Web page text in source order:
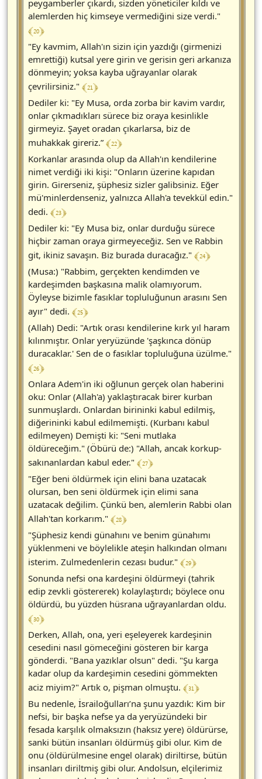
peygamberler çıkardı, sizden yöneticiler kıldı ve
alemlerden hiç kimseye vermediğini size verdi."
﴾ 20 ﴿
"Ey kavmim, Allah'ın sizin için yazdığı (girmenizi
emrettiği) kutsal yere girin ve gerisin geri arkanıza
dönmeyin; yoksa kayba uğrayanlar olarak
çevrilirsiniz." ﴾ 21 ﴿
Dediler ki: "Ey Musa, orda zorba bir kavim vardır,
onlar çıkmadıkları sürece biz oraya kesinlikle
girmeyiz. Şayet oradan çıkarlarsa, biz de
muhakkak gireriz.” ﴾ 22 ﴿
Korkanlar arasında olup da Allah'ın kendilerine
nimet verdiği iki kişi: "Onların üzerine kapıdan
girin. Girerseniz, şüphesiz sizler galibsiniz. Eğer
mü'minlerdenseniz, yalnızca Allah'a tevekkül edin."
dedi. ﴾ 23 ﴿
Dediler ki: "Ey Musa biz, onlar durduğu sürece
hiçbir zaman oraya girmeyeceğiz. Sen ve Rabbin
git, ikiniz savaşın. Biz burada duracağız." ﴾ 24 ﴿
(Musa:) "Rabbim, gerçekten kendimden ve
kardeşimden başkasına malik olamıyorum.
Öyleyse bizimle fasıklar topluluğunun arasını Sen
ayır" dedi. ﴾ 25 ﴿
(Allah) Dedi: "Artık orası kendilerine kırk yıl haram
kılınmıştır. Onlar yeryüzünde 'şaşkınca dönüp
duracaklar.' Sen de o fasıklar topluluğuna üzülme."
﴾ 26 ﴿
Onlara Adem'in iki oğlunun gerçek olan haberini
oku: Onlar (Allah'a) yaklaştıracak birer kurban
sunmuşlardı. Onlardan birininki kabul edilmiş,
diğerininki kabul edilmemişti. (Kurbanı kabul
edilmeyen) Demişti ki: "Seni mutlaka
öldüreceğim." (Öbürü de:) "Allah, ancak korkup-
sakınanlardan kabul eder." ﴾ 27 ﴿
"Eğer beni öldürmek için elini bana uzatacak
olursan, ben seni öldürmek için elimi sana
uzatacak değilim. Çünkü ben, alemlerin Rabbi olan
Allah'tan korkarım." ﴾ 28 ﴿
"Şüphesiz kendi günahını ve benim günahımı
yüklenmeni ve böylelikle ateşin halkından olmanı
isterim. Zulmedenlerin cezası budur." ﴾ 29 ﴿
Sonunda nefsi ona kardeşini öldürmeyi (tahrik
edip zevkli göstererek) kolaylaştırdı; böylece onu
öldürdü, bu yüzden hüsrana uğrayanlardan oldu.
﴾ 30 ﴿
Derken, Allah, ona, yeri eşeleyerek kardeşinin
cesedini nasıl gömeceğini gösteren bir karga
gönderdi. "Bana yazıklar olsun" dedi. "Şu karga
kadar olup da kardeşimin cesedini gömmekten
aciz miyim?" Artık o, pişman olmuştu. ﴾ 31 ﴿
Bu nedenle, İsrailoğulları’na şunu yazdık: Kim bir
nefsi, bir başka nefse ya da yeryüzündeki bir
fesada karşılık olmaksızın (haksız yere) öldürürse,
sanki bütün insanları öldürmüş gibi olur. Kim de
onu (öldürülmesine engel olarak) diriltirse, bütün
insanları diriltmiş gibi olur. Andolsun, elçilerimiz